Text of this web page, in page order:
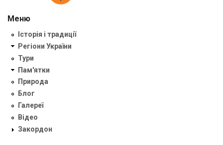
Меню
Історія і традиції
Регіони України
Тури
Пам'ятки
Природа
Блог
Галереї
Відео
Закордон